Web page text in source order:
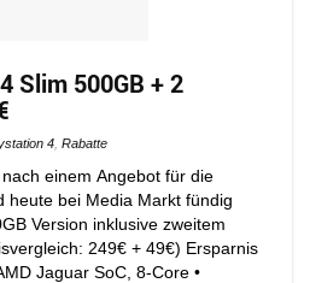
Slim 500GB + 2
4 Rabatte
einem Angebot für die
heute bei Media Markt fündig
Version inklusive zweitem
249€ + 49€) Ersparnis
Jaguar SoC, 8-Core •